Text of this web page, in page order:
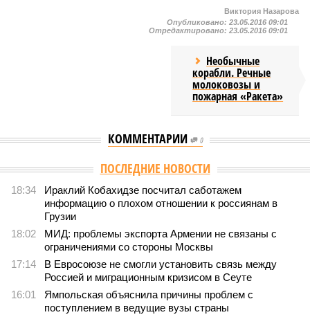
Виктория Назарова
Опубликовано: 23.05.2016 09:01
Отредактировано: 23.05.2016 09:01
Необычные
корабли. Речные
молоковозы и
пожарная «Ракета»
КОММЕНТАРИИ 0
Версия //Общество //
Мы могли бы жить сотни лет, но этого никогда не
Мы могли бы жить сотни лет, но этого никогда не будет
Возраст бессмертия
Мы могли бы жить сотни лет, но этого никогда не будет (фото: Deep
Vision)